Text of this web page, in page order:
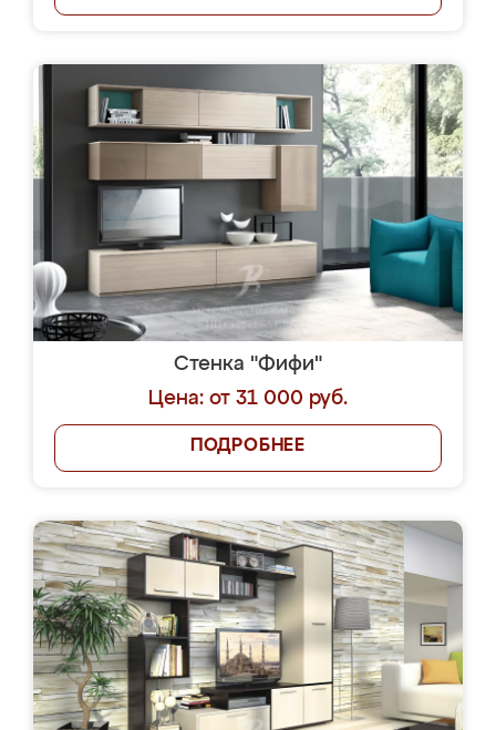
Стенка "Фифи"
Цена: от 31 000 руб.
ПОДРОБНЕЕ